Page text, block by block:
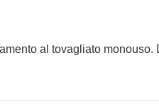
al tovagliato